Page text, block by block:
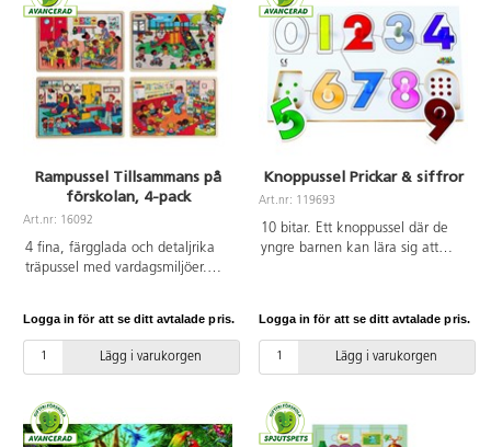
Rampussel Tillsammans på
förskolan, 4-pack
Art.nr: 16092
4 fina, färgglada och detaljrika
träpussel med vardagsmiljöer.
pussel har motivet tryckt på ett
plastunderlägg, som man kan
välja att lägga efter om det
Logga in för att se ditt avtalade pris.
Lägg i varukorgen
Knoppussel Prickar & siffror
Art.nr: 119693
10 bitar. Ett knoppussel där de
yngre barnen kan lära sig att
prickar. Ett pussel som väcker
intresset för siffror och färg redan
på förskolan. Av FSC-märkt trä.
år.
Logga in för att se ditt avtalade pris.
Lägg i varukorgen